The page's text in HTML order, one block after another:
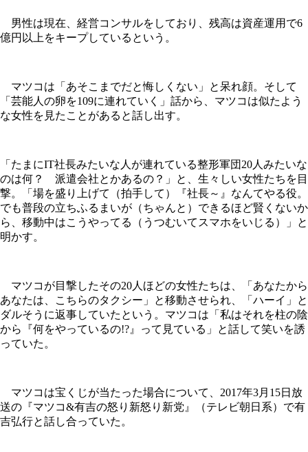
男性は現在、経営コンサルをしており、残高は資産運用で6
億円以上をキープしているという。
マツコは「あそこまでだと悔しくない」と呆れ顔。そして
「芸能人の卵を109に連れていく」話から、マツコは似たよう
な女性を見たことがあると話し出す。
「たまにIT社長みたいな人が連れている整形軍団20人みたいな
のは何？ 派遣会社とかあるの？」と、生々しい女性たちを目
撃。「場を盛り上げて（拍手して）『社長～』なんてやる役。
でも普段の立ちふるまいが（ちゃんと）できるほど賢くないか
ら、移動中はこうやってる（うつむいてスマホをいじる）」と
明かす。
マツコが目撃したその20人ほどの女性たちは、「あなたから
あなたは、こちらのタクシー」と移動させられ、「ハーイ」と
ダルそうに返事していたという。マツコは「私はそれを柱の陰
から『何をやっているの!?』って見ている」と話して笑いを誘
っていた。
マツコは宝くじが当たった場合について、2017年3月15日放
送の『マツコ&有吉の怒り新怒り新党』（テレビ朝日系）で有
吉弘行と話し合っていた。